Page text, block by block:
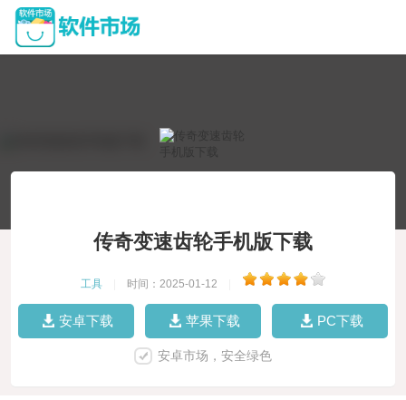
传奇变速齿轮手机版下载
工具 时间：2025-01-12
安卓下载 苹果下载 PC下载
安卓市场，安全绿色